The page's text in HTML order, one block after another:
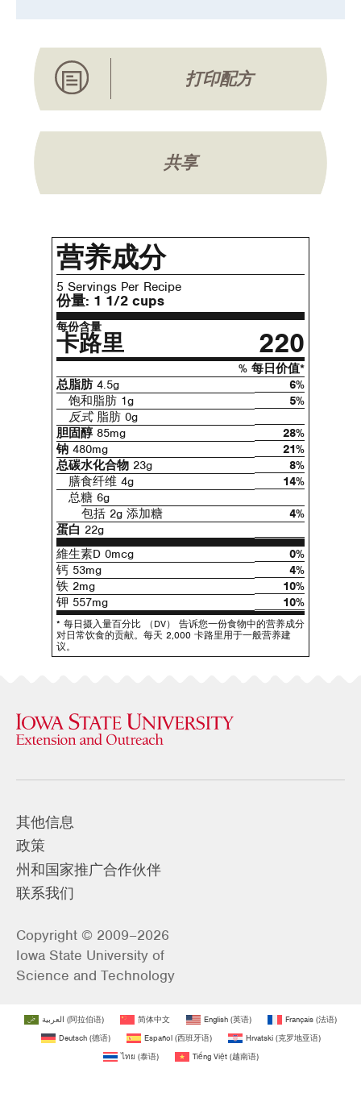
打印配方
共享
营养成分
5 Servings Per Recipe
份量: 1 1/2 cups
每份含量
卡路里 220
% 每日价值*
总脂肪4.5g
6%
饱和脂肪 1g
5%
反式脂肪 0g
胆固醇85mg
28%
钠 480mg
21%
总碳水化合物 23g
8%
膳食纤维 4g
14%
总糖 6g
包括 2g 添加糖
4%
蛋白 22g
維生素D 0mcg
0%
钙 53mg
4%
铁 2mg
10%
钾 557mg
10%
* 每日摄入量百分比 （DV） 告诉您一份食物中的营养成分
对日常饮食的贡献。每天 2,000 卡路里用于一般营养建
议。
其他信息
政策
州和国家推广合作伙伴
联系我们
Copyright © 2009–2026
Iowa State University of
Science and Technology
العربية (阿拉伯语) 简体中文 English (英语) Français (法语)
Deutsch(德语) Español(西班牙语) Hrvatski(克罗地亚语)
ไทย (泰语) Tiếng Việt(越南语)